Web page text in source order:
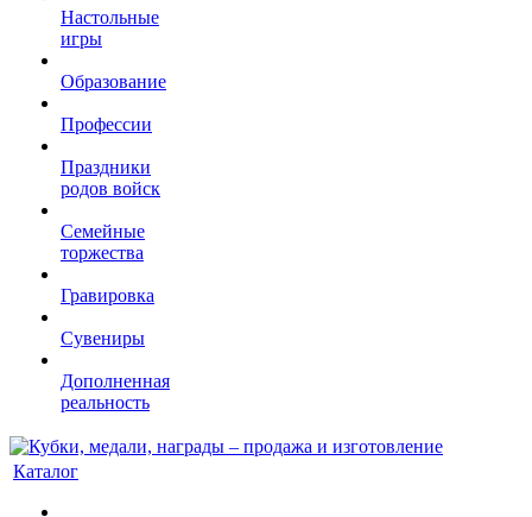
Настольные
игры
Образование
Профессии
Праздники
родов войск
Семейные
торжества
Гравировка
Сувениры
Дополненная
реальность
Каталог